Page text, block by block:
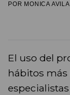
POR MONICA AVILA
El uso del
hábitos